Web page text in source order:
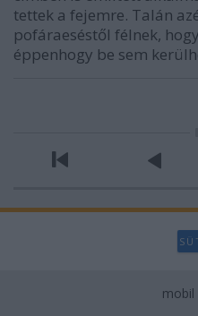
tettek a fejemre. Talán
pofáraeséstől félnek,
éppenhogy be sem
mobil